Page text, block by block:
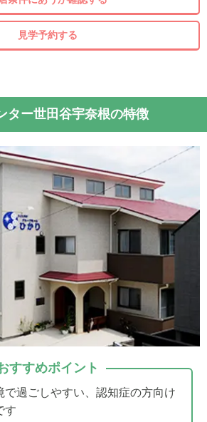
見学予約する
ター世田谷宇奈根の特徴
すすめポイント
で過ごしやすい、認知症の方向け
す